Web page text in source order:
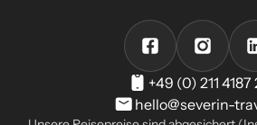
+49 (0) 211 4187
hello@severin-